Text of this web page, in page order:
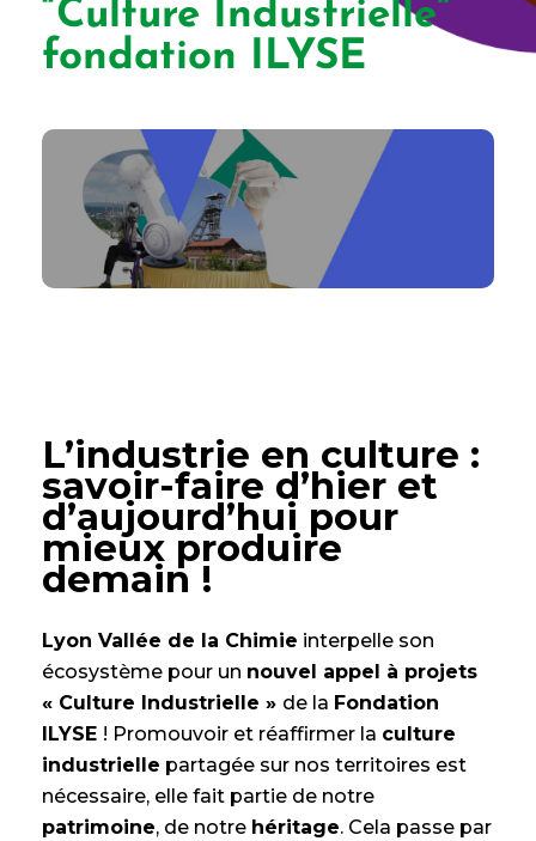
“Culture Industrielle”
fondation ILYSE
L’industrie en culture :
savoir-faire d’hier et
d’aujourd’hui pour
mieux produire
demain !
Lyon Vallée de la Chimie interpelle son
écosystème pour un nouvel appel à projets
« Culture Industrielle » de la Fondation
ILYSE ! Promouvoir et réaffirmer la culture
industrielle partagée sur nos territoires est
nécessaire, elle fait partie de notre
patrimoine, de notre héritage. Cela passe par